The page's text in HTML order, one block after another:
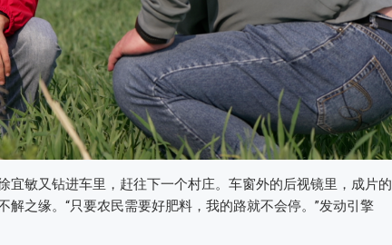
宜敏又钻进车里，赶往下一个村庄。车窗外的后视镜里，成片的
之缘。“只要农民需要好肥料，我的路就不会停。”发动引擎